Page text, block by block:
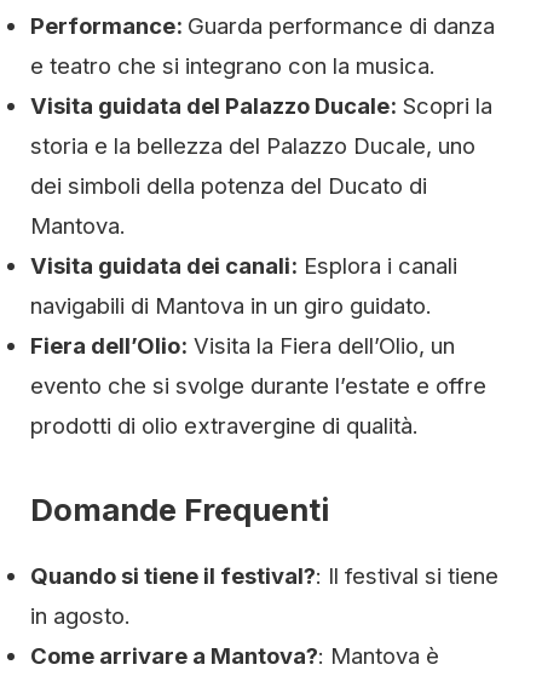
Performance: Guarda performance di danza
e teatro che si integrano con la musica.
Visita guidata del Palazzo Ducale: Scopri la
storia e la bellezza del Palazzo Ducale, uno
dei simboli della potenza del Ducato di
Mantova.
Visita guidata dei canali: Esplora i canali
navigabili di Mantova in un giro guidato.
Fiera dell’Olio: Visita la Fiera dell’Olio, un
evento che si svolge durante l’estate e offre
prodotti di olio extravergine di qualità.
Domande Frequenti
Quando si tiene il festival?: Il festival si tiene
in agosto.
Come arrivare a Mantova?: Mantova è